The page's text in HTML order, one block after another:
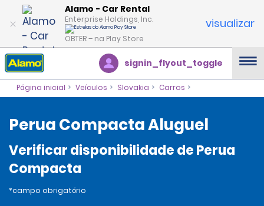
Alamo - Car Rental
Enterprise Holdings, Inc.
OBTER – na Play Store
visualizar
signin_flyout_toggle
Página inicial Veículos Slovakia Carros
Perua Compacta Aluguel
Verificar disponibilidade de Perua
Compacta
*campo obrigatório